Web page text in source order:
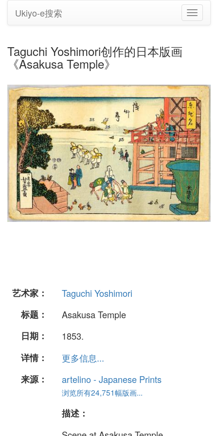
切
换
Ukiyo-e搜索
Taguchi Yoshimori创作的日本版画
《Asakusa Temple》
艺术家：
Taguchi Yoshimori
标题：
Asakusa Temple
日期：
1853.
详情：
更多信息...
来源：
artelino - Japanese Prints
浏览所有24,751幅版画...
描述：